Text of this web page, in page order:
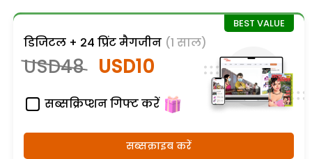
डिजिटल + 24 प्रिंट मैगजीन (1 साल)
USD48 USD10
सब्सक्रिप्शन गिफ्ट करें
सब्सक्राइब करें